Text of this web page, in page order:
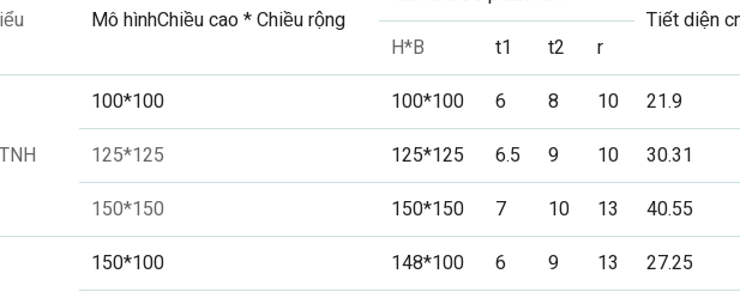
Mô hìnhChiều cao * Chiều rộng
Tiết diện
H*B
t1 t2 r
100*100 100*100 6 8 10 21.9
125*125
125*125 6.5 9 10 30.31
150*150
150*150 7 10 13 40.55
150*100 148*100 6 9 13 27.25